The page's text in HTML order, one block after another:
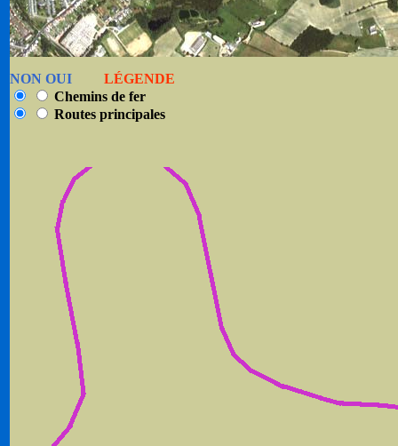
NON OUI
LÉGENDE
Chemins de fer
Routes principales